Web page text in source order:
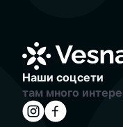
Наши соцсети
там много